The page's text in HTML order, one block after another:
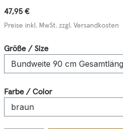
47,95 €
Preise inkl. MwSt. zzgl. Versandkosten
Größe / Sizeauswählen
Farbe / Colorauswählen